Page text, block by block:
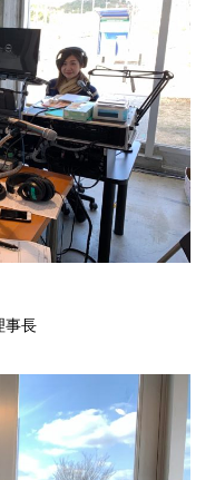
事長